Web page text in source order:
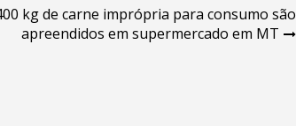
kg de carne imprópria para consumo são
apreendidos em supermercado em MT